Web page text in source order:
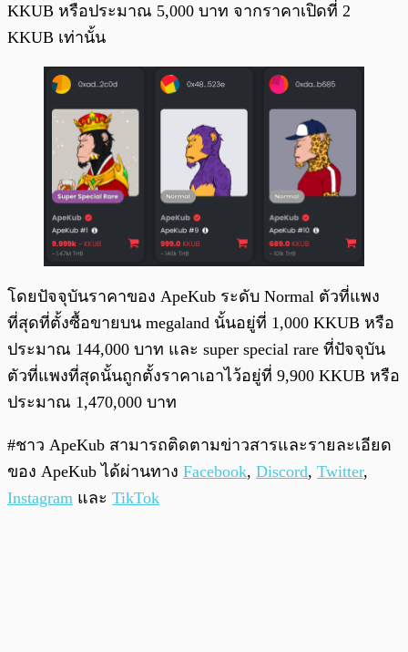
KKUB หรือประมาณ 5,000 บาท จากราคาเปิดที่ 2
KKUB เท่านั้น
โดยปัจจุบันราคาของ ApeKub ระดับ Normal ตัวที่แพง
ที่สุดที่ตั้งซื้อขายบน megaland นั้นอยู่ที่ 1,000 KKUB หรือ
ประมาณ 144,000 บาท และ super special rare ที่ปัจจุบัน
ตัวที่แพงที่สุดนั้นถูกตั้งราคาเอาไว้อยู่ที่ 9,900 KKUB หรือ
ประมาณ 1,470,000 บาท
#ชาว ApeKub สามารถติดตามข่าวสารและรายละเอียด
ของ ApeKub ได้ผ่านทาง Facebook, Discord, Twitter,
Instagram และ TikTok